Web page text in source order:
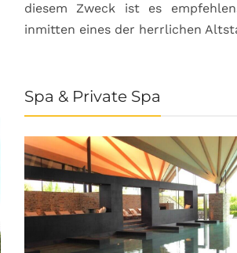
diesem Zweck ist es
inmitten eines der herrlichen
Spa & Private Spa